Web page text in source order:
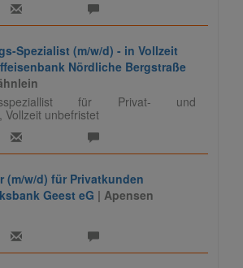
Spezialist (m/w/d) - in Vollzeit
Nördliche Bergstraße
für Privat- und
Vollzeit unbefristet
(m/w/d) für Privatkunden
Geest eG | Apensen